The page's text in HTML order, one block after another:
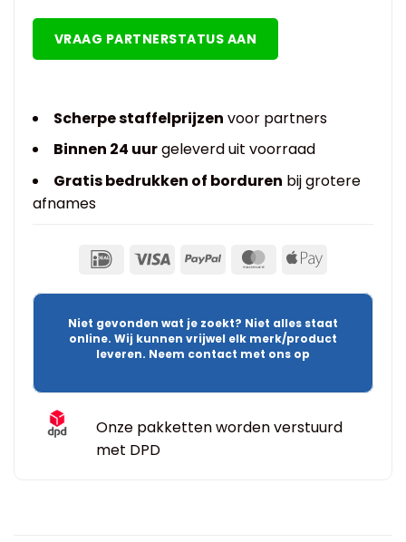
VRAAG PARTNERSTATUS AAN
Scherpe staffelprijzen voor partners
Binnen 24 uurgeleverd uit voorraad
Gratis bedrukken of borduren bij grotere
afnames
Niet gevonden wat je zoekt? Niet alles staat
online. Wij kunnen vrijwel elk merk/product
leveren. Neem contact met ons op
Onze pakketten worden verstuurd
met DPD